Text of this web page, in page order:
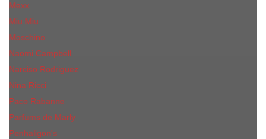
Mexx
Miu Miu
Mоsсhino
Naomi Campbell
Narciso Rodriguez
Nina Ricci
Paco Rabanne
Parfums de Marly
Penhaligon's